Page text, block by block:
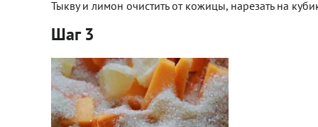
Тыкву и лимон очистить от кожицы, нарезать на
Шаг 3